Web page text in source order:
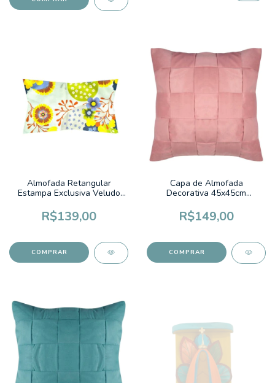
Almofada Retangular
Estampa Exclusiva Veludo
Brasil 267 Flores Primavera
R$139,00
Capa de Almofada
Decorativa 45x45cm
R$149,00